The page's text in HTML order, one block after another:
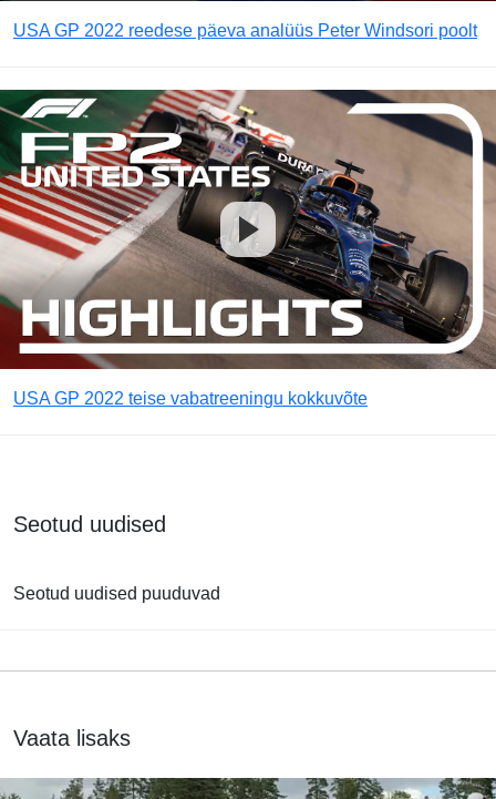
USA GP 2022 reedese päeva analüüs Peter Windsori poolt
USA GP 2022 teise vabatreeningu kokkuvõte
Seotud uudised
Seotud uudised puuduvad
Vaata lisaks